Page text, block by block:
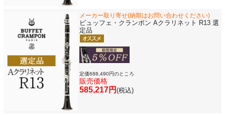
メーカー取り寄せ(納期はお問い合わせください)
ビュッフェ・クランポン Aクラリネット R13 選
定品
定価688,490円のところ
販売価格
585,217円 (税込)